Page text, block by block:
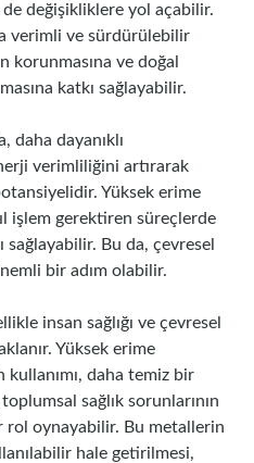
değişikliklere yol açabilir.
verimli ve sürdürülebilir
korunmasına ve doğal
katkı sağlayabilir.
daha dayanıklı
verimliliğini artırarak
Yüksek erime
işlem gerektiren süreçlerde
sağlayabilir. Bu da, çevresel
bir adım olabilir.
insan sağlığı ve çevresel
Yüksek erime
daha temiz bir
sağlık sorunlarının
rol oynayabilir. Bu metallerin
hale getirilmesi,